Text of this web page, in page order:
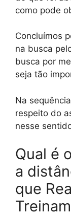
como pode
Concluímos
na busca
busca por
seja tão
Na
respeito do
nesse
Qual é
a
que